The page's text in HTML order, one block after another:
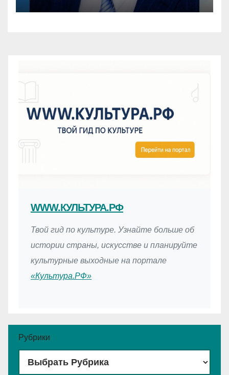
WWW.КУЛЬТУРА.РФ
Твой гид по культуре. Узнайте больше об
истории страны, искусстве и планируйте
культурные выходные на портале
«Культура.РФ»
Рубрики